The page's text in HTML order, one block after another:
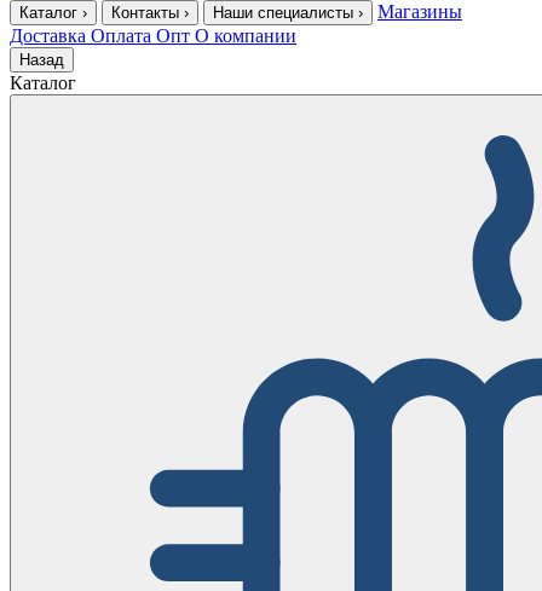
Каталог › Контакты › Наши специалисты ›
Магазины
Доставка Оплата Опт О компании
Назад
Каталог